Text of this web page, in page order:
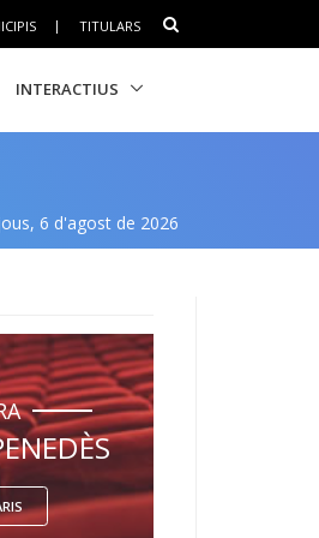
| TITULARS
INTERACTIUS
6 d'agost de 2026